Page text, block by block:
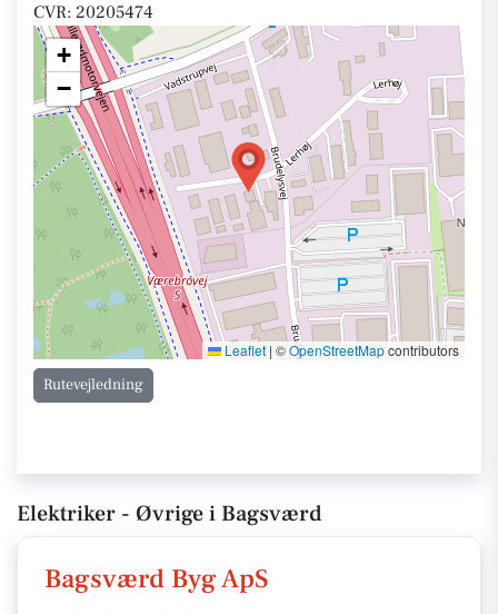
CVR: 20205474
+
−
Leaflet | ©OpenStreetMapcontributors
Rutevejledning
Elektriker - Øvrige i Bagsværd
Bagsværd Byg ApS